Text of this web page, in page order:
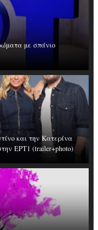
με σπάνιο
και την Κατερίνα
ΕΡΤ1 (trailer+photo)